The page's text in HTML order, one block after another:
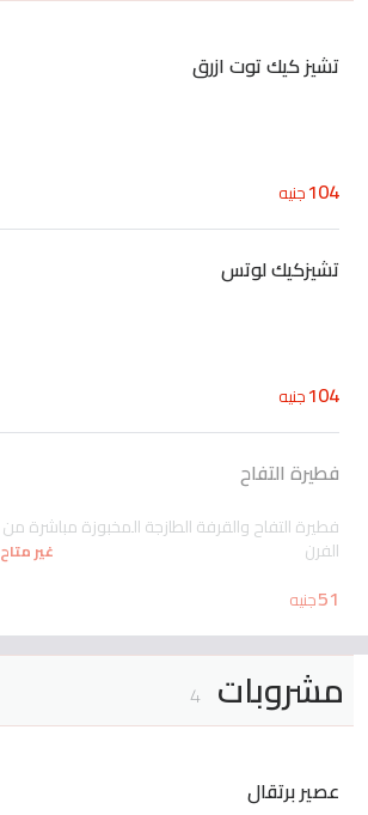
تشيز كيك توت ازرق
104جنيه
تشيزكيك لوتس
104جنيه
فطيرة التفاح
فطيرة التفاح والقرفة الطازجة المخبوزة مباشرة من
الفرن غير متاح
51جنيه
مشروبات 4
عصير برتقال